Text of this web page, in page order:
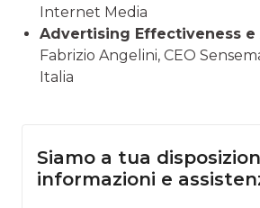
Internet Media
Advertising Effectiveness e
Fabrizio Angelini, CEO
Italia
Siamo a tua
informazioni e